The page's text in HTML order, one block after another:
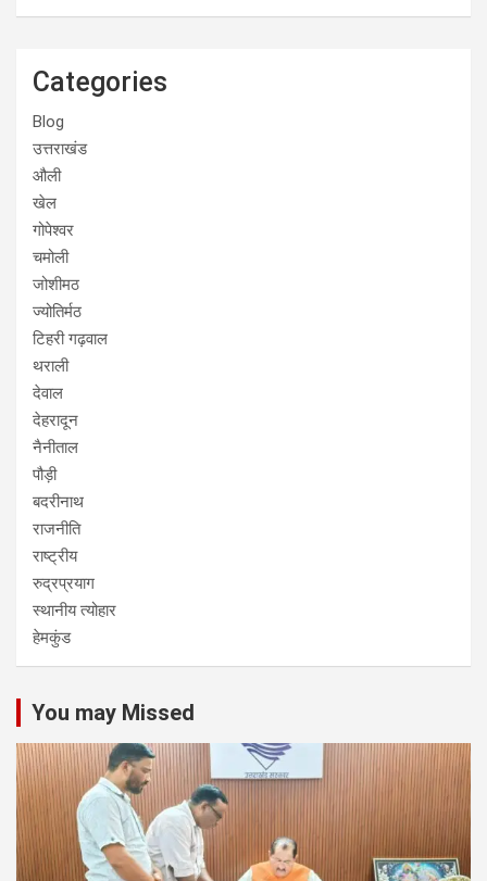
Categories
Blog
उत्तराखंड
औली
खेल
गोपेश्वर
चमोली
जोशीमठ
ज्योतिर्मठ
टिहरी गढ़वाल
थराली
देवाल
देहरादून
नैनीताल
पौड़ी
बदरीनाथ
राजनीति
राष्ट्रीय
रुद्रप्रयाग
स्थानीय त्योहार
हेमकुंड
You may Missed